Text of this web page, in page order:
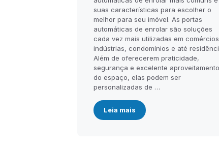
suas características para escolher o
melhor para seu imóvel. As portas
automáticas de enrolar são soluções
cada vez mais utilizadas em
indústrias, condomínios e até
Além de oferecerem praticidade,
segurança e excelente aproveitamento
do espaço, elas podem ser
personalizadas de …
Leia mais